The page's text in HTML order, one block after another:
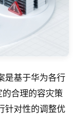
是基于华为各行
合理的容灾策
针对性的调整优